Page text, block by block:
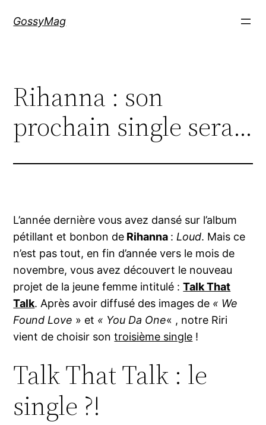
GossyMag
Rihanna : son
prochain single sera…
L’année dernière vous avez dansé sur l’album
pétillant et bonbon de Rihanna :Loud. Mais ce
n’est pas tout, en fin d’année vers le mois de
novembre, vous avez découvert le nouveau
projet de la jeune femme intitulé :Talk That
Talk. Après avoir diffusé des images de « We
Found Love » et « You Da One« , notre Riri
vient de choisir sontroisième single !
Talk That Talk : le
single ?!